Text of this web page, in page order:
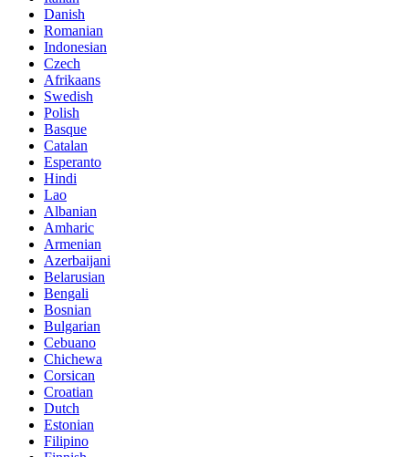
Danish
Romanian
Indonesian
Czech
Afrikaans
Swedish
Polish
Basque
Catalan
Esperanto
Hindi
Lao
Albanian
Amharic
Armenian
Azerbaijani
Belarusian
Bengali
Bosnian
Bulgarian
Cebuano
Chichewa
Corsican
Croatian
Dutch
Estonian
Filipino